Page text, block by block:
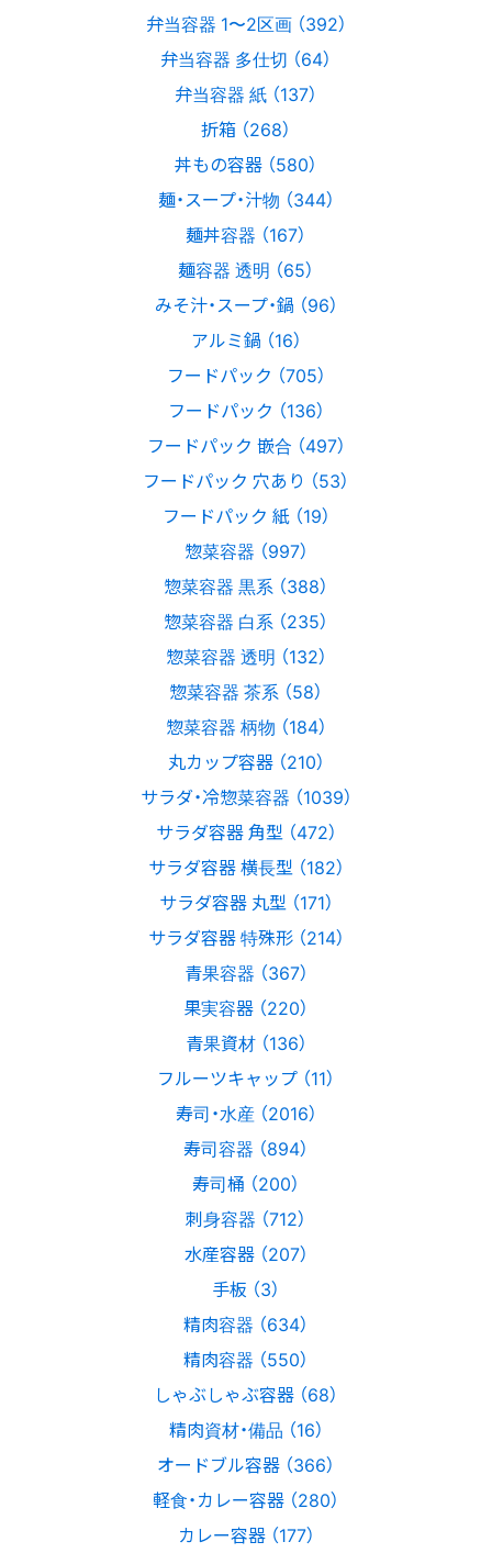
弁当容器 1〜2区画 （392）
弁当容器 多仕切 （64）
弁当容器 紙 （137）
折箱 （268）
丼もの容器 （580）
麺・スープ・汁物 （344）
麺丼容器 （167）
麺容器 透明 （65）
みそ汁・スープ・鍋 （96）
アルミ鍋 （16）
フードパック （705）
フードパック （136）
フードパック 嵌合 （497）
フードパック 穴あり （53）
フードパック 紙 （19）
惣菜容器 （997）
惣菜容器 黒系 （388）
惣菜容器 白系 （235）
惣菜容器 透明 （132）
惣菜容器 茶系 （58）
惣菜容器 柄物 （184）
丸カップ容器 （210）
サラダ・冷惣菜容器 （1039）
サラダ容器 角型 （472）
サラダ容器 横長型 （182）
サラダ容器 丸型 （171）
サラダ容器 特殊形 （214）
青果容器 （367）
果実容器 （220）
青果資材 （136）
フルーツキャップ （11）
寿司・水産 （2016）
寿司容器 （894）
寿司桶 （200）
刺身容器 （712）
水産容器 （207）
手板 （3）
精肉容器 （634）
精肉容器 （550）
しゃぶしゃぶ容器 （68）
精肉資材・備品 （16）
オードブル容器 （366）
軽食・カレー容器 （280）
カレー容器 （177）